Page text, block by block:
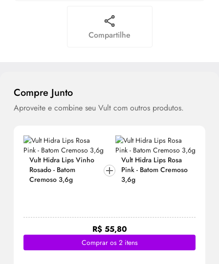
Compartilhe
Compre Junto
Aproveite e combine seu Vult com outros produtos.
Vult Hidra Lips Vinho
Rosado - Batom
Cremoso 3,6g
Vult Hidra Lips Rosa
Pink - Batom Cremoso
3,6g
R$ 55,80
Comprar os 2 itens